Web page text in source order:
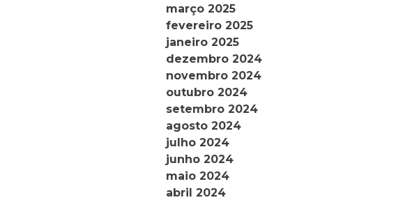
março 2025
fevereiro 2025
janeiro 2025
dezembro 2024
novembro 2024
outubro 2024
setembro 2024
agosto 2024
julho 2024
junho 2024
maio 2024
abril 2024